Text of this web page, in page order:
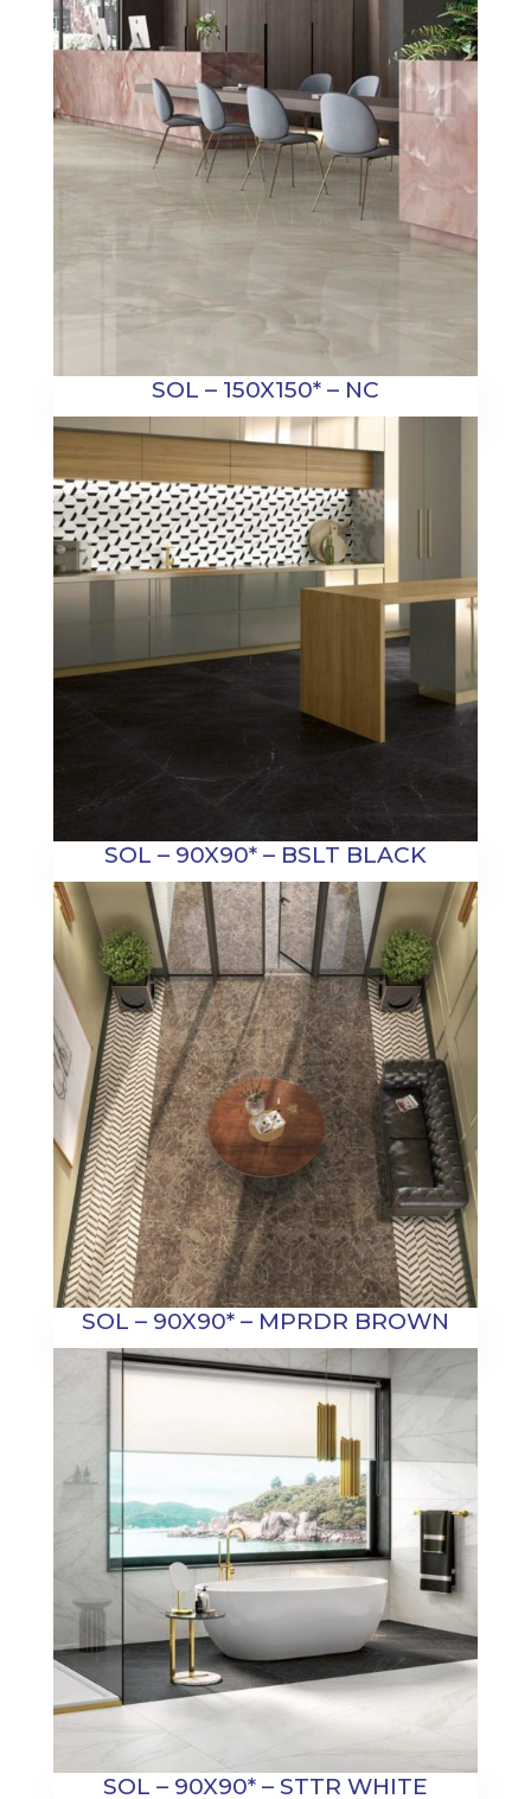
SOL – 150X150* – NC
SOL – 90X90* – BSLT BLACK
SOL – 90X90* – MPRDR BROWN
SOL – 90X90* – STTR WHITE